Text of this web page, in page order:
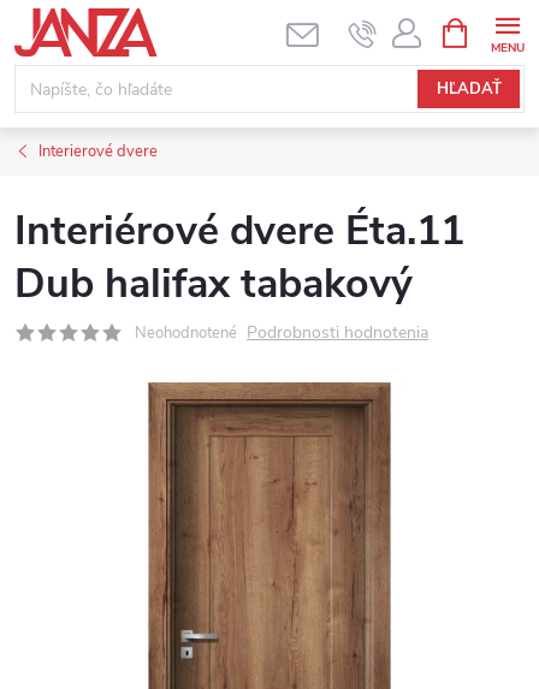
Prejsť na obsah
HĽADAŤ
Interierové dvere
Interiérové dvere Éta.11
Dub halifax tabakový
Neohodnotené Podrobnosti hodnotenia